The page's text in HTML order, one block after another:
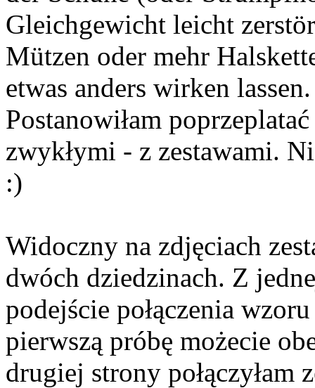
Gleichgewicht leicht
Mützen oder mehr
etwas anders wirken lassen.
Postanowiłam
zwykłymi - z zestawami.
:)
Widoczny na zdjęciach
dwóch dziedzinach. Z
podejście połączenia
pierwszą próbę możecie
drugiej strony połączyłam